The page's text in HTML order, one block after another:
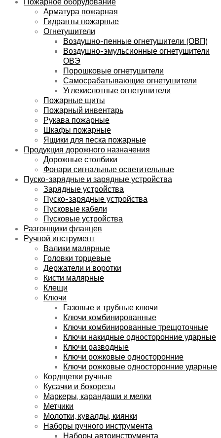
Арматура пожарная
Гидранты пожарные
Огнетушители
Воздушно-пенные огнетушители (ОВП)
Воздушно-эмульсионные огнетушители
ОВЭ
Порошковые огнетушители
Самосрабатывающие огнетушители
Углекислотные огнетушители
Пожарные щиты
Пожарный инвентарь
Рукава пожарные
Шкафы пожарные
Ящики для песка пожарные
Продукция дорожного назначения
Дорожные столбики
Фонари сигнальные осветительные
Пуско-зарядные и зарядные устройства
Зарядные устройства
Пуско-зарядные устройства
Пусковые кабели
Пусковые устройства
Разгонщики фланцев
Ручной инструмент
Валики малярные
Головки торцевые
Держатели и воротки
Кисти малярные
Клещи
Ключи
Газовые и трубные ключи
Ключи комбинированные
Ключи комбинированные трещоточные
Ключи накидные односторонние ударные
Ключи разводные
Ключи рожковые односторонние
Ключи рожковые односторонние ударные
Кордщетки ручные
Кусачки и бокорезы
Маркеры, карандаши и мелки
Метчики
Молотки, кувалды, киянки
Наборы ручного инструмента
Наборы автоинструмента